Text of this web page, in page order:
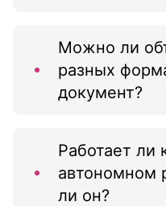
Можно ли
разных
документ?
Работает ли
автономном
ли он?